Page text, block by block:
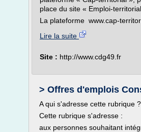
place du site « Emploi-
La plateforme www.cap-
Lire la suite
Site : http://www.cdg49.fr
> Offres d'emplois
A qui s'adresse cette rubrique ?
Cette rubrique s'adresse :
aux personnes souhaitant